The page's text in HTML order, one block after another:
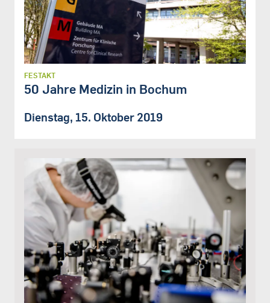
FESTAKT
50 Jahre Medizin in Bochum
Dienstag, 15. Oktober 2019